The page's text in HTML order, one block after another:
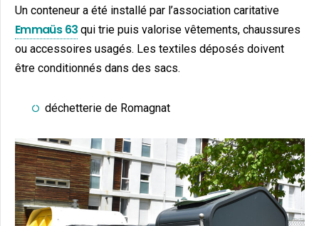
Un conteneur a été installé par l’association caritative
Emmaüs 63 qui trie puis valorise vêtements, chaussures
ou accessoires usagés. Les textiles déposés doivent
être conditionnés dans des sacs.
déchetterie de Romagnat